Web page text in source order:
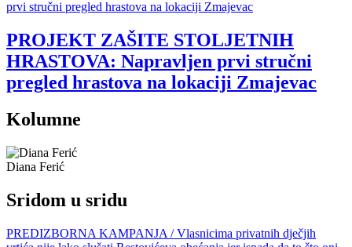
PROJEKT ZAŠITE STOLJETNIH
HRASTOVA: Napravljen prvi stručni
pregled hrastova na lokaciji Zmajevac
Kolumne
Diana Ferić
Sridom u sridu
PREDIZBORNA KAMPANJA / Vlasnicima privatnih dječjih